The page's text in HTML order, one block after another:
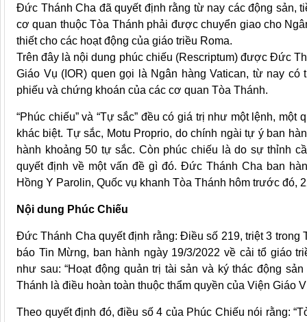
Đức Thánh Cha đã quyết định rằng từ nay các động sản,
cơ quan thuộc Tòa Thánh phải được chuyển giao cho
thiết cho các hoạt động của giáo triều Roma.
Trên đây là nội dung phúc chiếu (Rescriptum) được Đức
Giáo Vụ (IOR) quen gọi là Ngân hàng Vatican, từ nay
phiếu và chứng khoán của các cơ quan Tòa Thánh.
“Phúc chiếu” và “Tự sắc” đều có giá trị như một lệnh,
khác biệt. Tự sắc, Motu Proprio, do chính ngài tự ý ban
hành khoảng 50 tự sắc. Còn phúc chiếu là do sự thỉnh
quyết định về một vấn đề gì đó. Đức Thánh Cha ban
Hồng Y Parolin, Quốc vụ khanh Tòa Thánh hôm trước đó,
Nội dung Phúc Chiếu
Đức Thánh Cha quyết định rằng: Điều số 219, triệt 3 trong
báo Tin Mừng, ban hành ngày 19/3/2022 về cải tổ giáo
như sau: “Hoạt động quản trị tài sản và ký thác động
Thánh là điều hoàn toàn thuộc thẩm quyền của Viện Giáo
Theo quyết định đó, điều số 4 của Phúc Chiếu nói rằng: